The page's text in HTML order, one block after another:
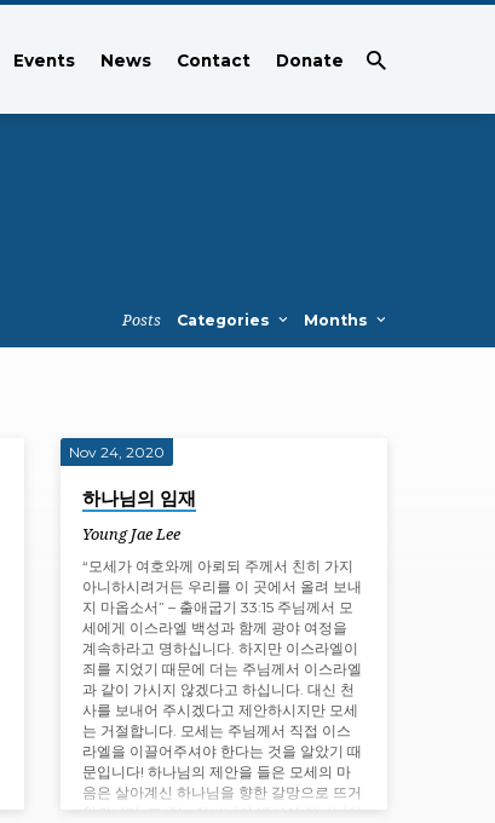
Events News Contact Donate
Posts Categories Months
Nov 24, 2020
하나님의 임재
Young Jae Lee
“모세가 여호와께 아뢰되 주께서 친히 가지
아니하시려거든 우리를 이 곳에서 올려 보내
지 마옵소서” – 출애굽기 33:15 주님께서 모
세에게 이스라엘 백성과 함께 광야 여정을
계속하라고 명하십니다. 하지만 이스라엘이
죄를 지었기 때문에 더는 주님께서 이스라엘
과 같이 가시지 않겠다고 하십니다. 대신 천
사를 보내어 주시겠다고 제안하시지만 모세
는 거절합니다. 모세는 주님께서 직접 이스
라엘을 이끌어주셔야 한다는 것을 알았기 때
문입니다! 하나님의 제안을 들은 모세의 마
음은 살아계신 하나님을 향한 갈망으로 뜨거
워집니다. 모세는 하나님의 백성이 하나님의